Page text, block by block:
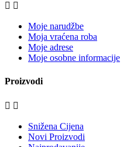
 
Moje narudžbe
Moja vraćena roba
Moje adrese
Moje osobne informacije
Proizvodi
 
Snižena Cijena
Novi Proizvodi